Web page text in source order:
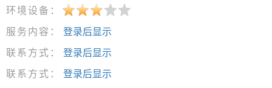
环境设备：
服务内容：
登录后显示
联系方式：
登录后显示
联系方式：
登录后显示